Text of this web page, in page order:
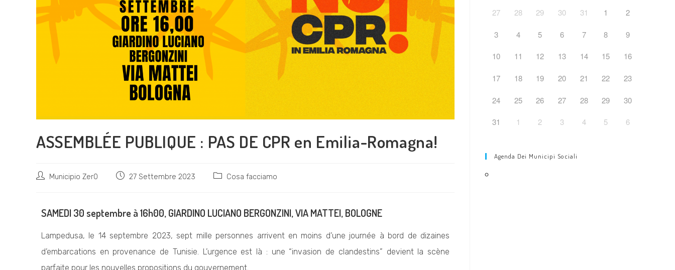
ASSEMBLÉE PUBLIQUE : PAS DE CPR en Emilia-Romagna!
Municipio Zer0 27 Settembre 2023 Cosa facciamo
SAMEDI 30 septembre à 16h00, GIARDINO LUCIANO BERGONZINI, VIA MATTEI, BOLOGNE
Lampedusa, le 14 septembre 2023, sept mille personnes arrivent en moins d’une journée à bord de dizaines
d’embarcations en provenance de Tunisie. L’urgence est là : une “invasion de clandestins” devient la scène
parfaite pour les nouvelles propositions du gouvernement.
27 28 29 30 31 1 2
3 4 5 6 7 8 9
10 11 12 13 14 15 16
17 18 19 20 21 22 23
24 25 26 27 28 29 30
31 1 2 3 4 5 6
Agenda Dei Municipi Sociali